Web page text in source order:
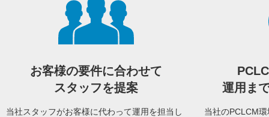
お客様の要件に合わせて
スタッフを提案
当社スタッフがお客様に代わって運用を担当し
運用ま
当社のPCLCM